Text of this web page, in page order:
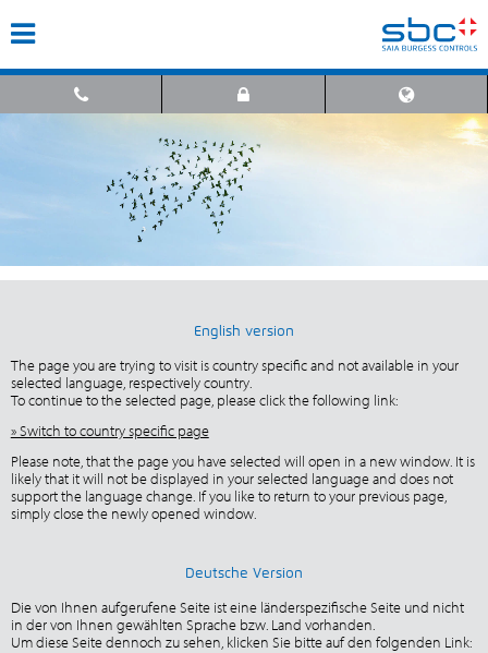
English version
The page you are trying to visit is country specific and not available in your
selected language, respectively country.
To continue to the selected page, please click the following link:
» Switch to country specific page
Please note, that the page you have selected will open in a new window. It is
likely that it will not be displayed in your selected language and does not
support the language change. If you like to return to your previous page,
simply close the newly opened window.
Deutsche Version
Die von Ihnen aufgerufene Seite ist eine länderspezifische Seite und nicht
in der von Ihnen gewählten Sprache bzw. Land vorhanden.
Um diese Seite dennoch zu sehen, klicken Sie bitte auf den folgenden Link: